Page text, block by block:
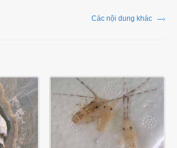
Các nội dung khác